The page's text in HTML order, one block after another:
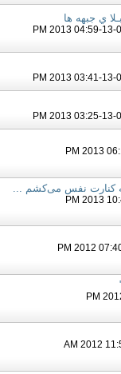
ي جبهه ها
کنارت نفس می‌کشم ...